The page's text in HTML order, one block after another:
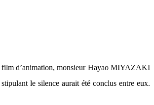
film d’animation, monsieur Hayao MIYAZAKI
le silence aurait été conclus entre eux.